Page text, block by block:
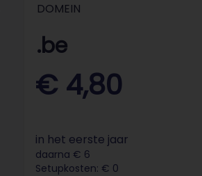
DOMEIN
.be
€ 4,80
in het eerste jaar
daarna € 6
Setupkosten: € 0